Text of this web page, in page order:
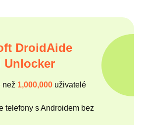
DroidAide
Unlocker
než 1,000,000 uživatelé
telefony s Androidem bez